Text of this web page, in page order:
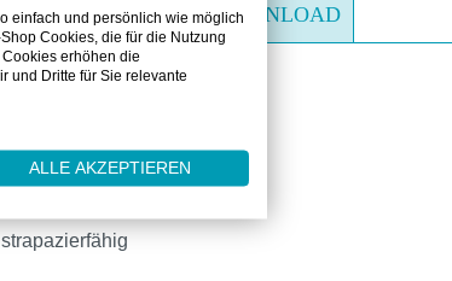
DOWNLOAD
aus extra schwerem Nitril
erhältlich
einfach und persönlich wie möglich
Cookies, die für die Nutzung
erhöhen die
und Dritte für Sie relevante
ALLE AKZEPTIEREN